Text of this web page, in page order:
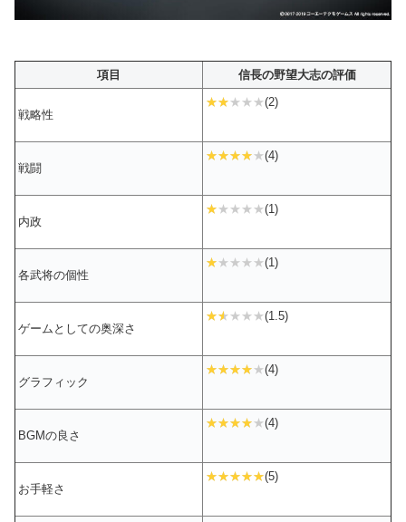
項目 信長の野望大志の評価
戦略性
(2)
戦闘
(4)
内政
(1)
各武将の個性
(1)
ゲームとしての奥深さ
(1.5)
グラフィック
(4)
BGMの良さ
(4)
お手軽さ
(5)